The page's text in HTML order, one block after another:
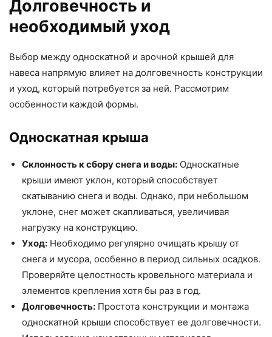
Долговечность и
необходимый уход
Выбор между односкатной и арочной крышей для
навеса напрямую влияет на долговечность конструкции
и уход, который потребуется за ней. Рассмотрим
особенности каждой формы.
Односкатная крыша
Склонность к сбору снега и воды: Односкатные
крыши имеют уклон, который способствует
скатыванию снега и воды. Однако, при небольшом
уклоне, снег может скапливаться, увеличивая
нагрузку на конструкцию.
Уход: Необходимо регулярно очищать крышу от
снега и мусора, особенно в период сильных осадков.
Проверяйте целостность кровельного материала и
элементов крепления хотя бы раз в год.
Долговечность: Простота конструкции и монтажа
односкатной крыши способствует ее долговечности.